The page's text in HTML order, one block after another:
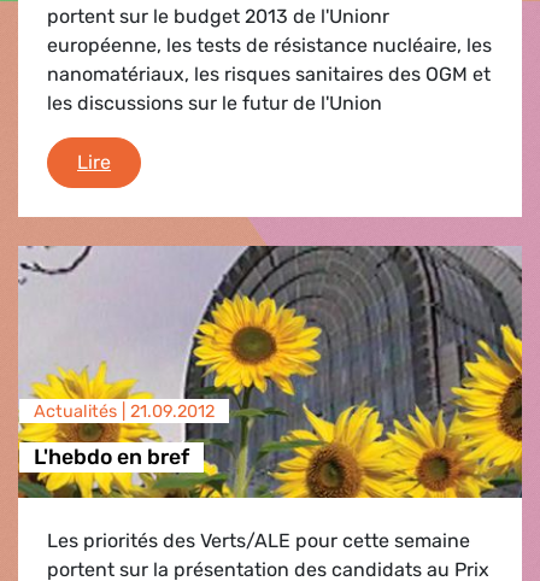
portent sur le budget 2013 de l'Unionr
européenne, les tests de résistance nucléaire, les
nanomatériaux, les risques sanitaires des OGM et
les discussions sur le futur de l'Union
LireL'hebdo en bref
Actualités | 21.09.2012
L'hebdo en bref
Les priorités des Verts/ALE pour cette semaine
portent sur la présentation des candidats au Prix